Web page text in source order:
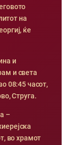
на
ќе
и
и света
08:45 часот,
Струга.
–
во храмот